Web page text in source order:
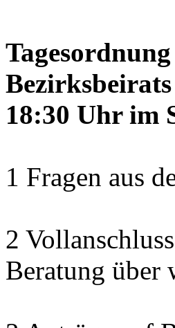
18:30 Uhr im
1 Fragen aus
2
Beratung über